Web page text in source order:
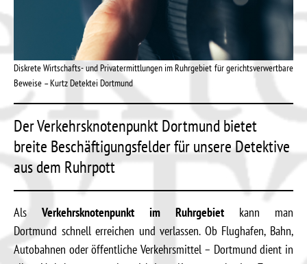
Diskrete Wirtschafts- und Privatermittlungen im Ruhrgebiet für gerichtsverwertbare
Beweise – Kurtz Detektei Dortmund
Der Verkehrsknotenpunkt Dortmund bietet
breite Beschäftigungsfelder für unsere Detektive
aus dem Ruhrpott
Als Verkehrsknotenpunkt im Ruhrgebiet kann man
Dortmund schnell erreichen und verlassen. Ob Flughafen, Bahn,
Autobahnen oder öffentliche Verkehrsmittel – Dortmund dient in